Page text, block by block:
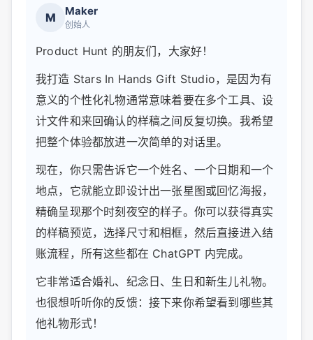
M Maker
创始人
Product Hunt 的朋友们，大家好！
我打造 Stars In Hands Gift Studio，是因为有
意义的个性化礼物通常意味着要在多个工具、设
计文件和来回确认的样稿之间反复切换。我希望
把整个体验都放进一次简单的对话里。
现在，你只需告诉它一个姓名、一个日期和一个
地点，它就能立即设计出一张星图或回忆海报，
精确呈现那个时刻夜空的样子。你可以获得真实
的样稿预览，选择尺寸和相框，然后直接进入结
账流程，所有这些都在 ChatGPT 内完成。
它非常适合婚礼、纪念日、生日和新生儿礼物。
也很想听听你的反馈：接下来你希望看到哪些其
他礼物形式！